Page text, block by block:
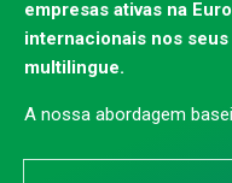
empresas ativas na
internacionais nos
multilingue.
A nossa abordagem